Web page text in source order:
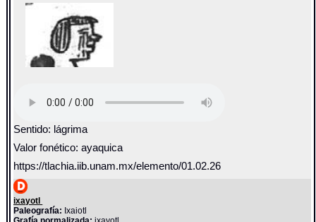
Sentido: lágrima
Valor fonético: ayaquica
https://tlachia.iib.unam.mx/elemento/01.02.26
ixayotl
Paleografía: Ixaiotl